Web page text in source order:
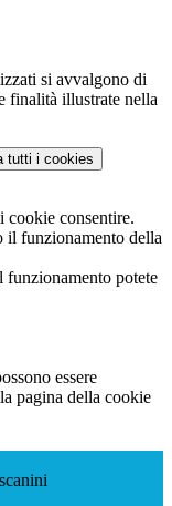
si avvalgono di
finalità illustrate nella
tutti i cookies
cookie consentire.
il funzionamento della
funzionamento potete
essere
pagina della cookie